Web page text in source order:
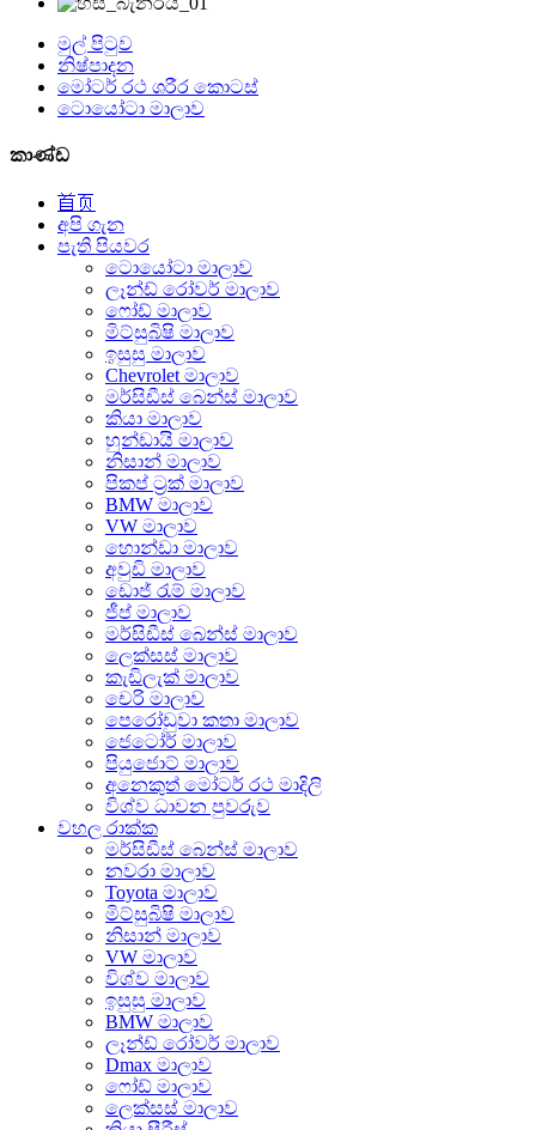
මුල් පිටුව
නිෂ්පාදන
මෝටර් රථ ශරීර කොටස්
ටොයෝටා මාලාව
කාණ්ඩ
首页
අපි ගැන
පැති පියවර
ටොයෝටා මාලාව
ලෑන්ඩ් රෝවර් මාලාව
ෆෝඩ් මාලාව
මිට්සුබිෂි මාලාව
ඉසුසු මාලාව
Chevrolet මාලාව
මර්සිඩීස් බෙන්ස් මාලාව
කියා මාලාව
හුන්ඩායි මාලාව
නිසාන් මාලාව
පිකප් ට්‍රක් මාලාව
BMW මාලාව
VW මාලාව
හොන්ඩා මාලාව
අවුඩි මාලාව
ඩොජ් රැම් මාලාව
ජීප් මාලාව
මර්සිඩීස් බෙන්ස් මාලාව
ලෙක්සස් මාලාව
කැඩිලැක් මාලාව
චෙරි මාලාව
පෙරෝඩුවා කතා මාලාව
ජෙටෝර් මාලාව
පියුජොට් මාලාව
අනෙකුත් මෝටර් රථ මාදිලි
විශ්ව ධාවන පුවරුව
වහල රාක්ක
මර්සිඩීස් බෙන්ස් මාලාව
නවරා මාලාව
Toyota මාලාව
මිට්සුබිෂි මාලාව
නිසාන් මාලාව
VW මාලාව
විශ්ව මාලාව
ඉසුසු මාලාව
BMW මාලාව
ලෑන්ඩ් රෝවර් මාලාව
Dmax මාලාව
ෆෝඩ් මාලාව
ලෙක්සස් මාලාව